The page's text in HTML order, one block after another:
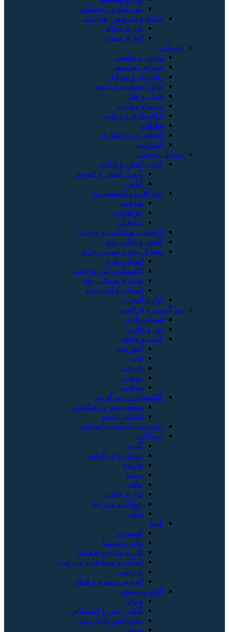
بندرخت و رخت‌آویز
حمام و سرویس بهداشتی
لوازم حمام
لوازم حمام
خدمات
موتور و ماشین
پذیرایی/مراسم
رایانه‌ای و موبایل
مالی/حسابداری/بیمه
حمل و نقل
پیشه و مهارت
آرایشگری و زیبایی
نظافت
باغبانی و درختکاری
آموزشی
وسایل شخصی
کیف، کفش و لباس
کیف، کفش و کمربند
لباس
زیورآلات و اکسسوری
ساعت
جواهرات
بدلیجات
آرایشی، بهداشتی و درمانی
کفش و لباس بچه
وسایل بچه و اسباب بازی
اسباب بازی
کالسکه و لوازم جانبی
تخت و صندلی بچه
اسباب و اثاث بچه
لوازم التحریر
سرگرمی و فراغت
اسباب‌ بازی
تور و چارتر
کتاب و مجله
آموزشی
ادبی
تاریخی
مذهبی
مجلات
کلکسیون و سرگرمی
سکه، تمبر و اسکناس
اشیای عتیقه
دوچرخه، اسکیت، اسکوتر
حیوانات
گربه
موش و خرگوش
خزنده
پرنده
ماهی
لوازم جانبی
حیوانات مزرعه
سگ
بلیط
کنسرت
تئاتر و سینما
کارت هدیه و تخفیف
اماکن و مسابقات ورزشی
ورزشی
اتوبوس، مترو و قطار
آلات موسیقی
ویولن
گیتار، بیس و امپلیفایر
پیانو/کیبورد/آکاردئون
سنتی